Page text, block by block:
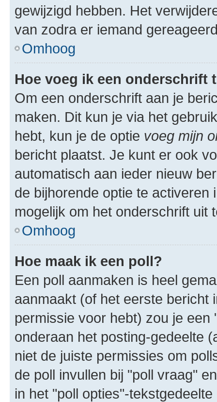
gewijzigd hebben. Het
van zodra er iemand
Omhoog
Hoe voeg ik een onderschrift
Om een onderschrift aan je
maken. Dit kun je via het
hebt, kun je de optie voeg mijn
bericht plaatst. Je kunt er ook
automatisch aan ieder nieuw
de bijhorende optie te
mogelijk om het onderschrift uit
Omhoog
Hoe maak ik een poll?
Een poll aanmaken is heel
aanmaakt (of het eerste bericht
permissie voor hebt) zou je
onderaan het posting-gedeelte
niet de juiste permissies om
de poll invullen bij "poll vraag"
in het "poll opties"-